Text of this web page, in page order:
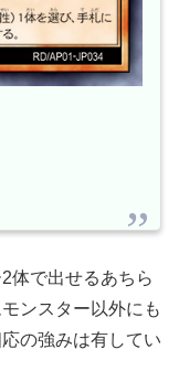
体で出せるあちら
ンスター以外にも
の強みは有してい